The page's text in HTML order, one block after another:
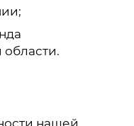
нашей